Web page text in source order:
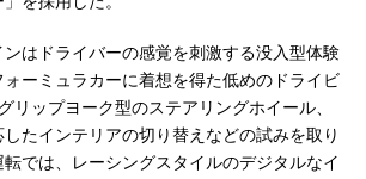
はドライバーの感覚を刺激する没入型体験
ーミュラカーに着想を得た低めのドライビ
リップヨーク型のステアリングホイール、
たインテリアの切り替えなどの試みを取り
転では、レーシングスタイルのデジタルなイ